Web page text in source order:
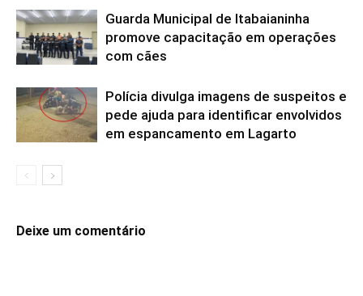
Guarda Municipal de Itabaianinha
promove capacitação em operações
com cães
Polícia divulga imagens de suspeitos e
pede ajuda para identificar envolvidos
em espancamento em Lagarto
Deixe um comentário